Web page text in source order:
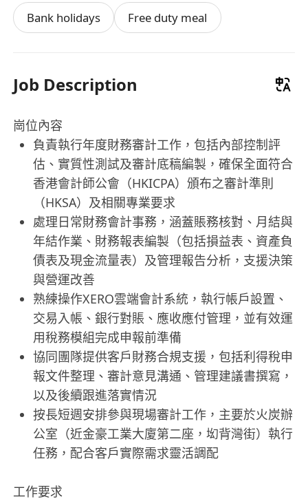
Bank holidays Free duty meal
Job Description
崗位內容
負責執行年度財務審計工作，包括內部控制評
估、實質性測試及審計底稿編製，確保全面符合
香港會計師公會（HKICPA）頒布之審計準則
（HKSA）及相關專業要求
處理日常財務會計事務，涵蓋賬務核對、月結與
年結作業、財務報表編製（包括損益表、資產負
債表及現金流量表）及管理報告分析，支援決策
與營運改善
熟練操作XERO雲端會計系統，執行帳戶設置、
交易入帳、銀行對賬、應收應付管理，並有效運
用稅務模組完成申報前準備
協同團隊提供客戶財務合規支援，包括利得稅申
報文件整理、審計意見溝通、管理建議書撰寫，
以及後續跟進落實情況
按長短週安排參與現場審計工作，主要於火炭辦
公室（近金豪工業大廈第二座，㘭背灣街）執行
任務，配合客戶實際需求靈活調配
工作要求